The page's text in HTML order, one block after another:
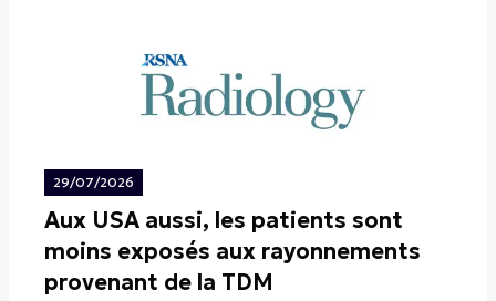
29/07/2026
Aux USA aussi, les patients sont
moins exposés aux rayonnements
provenant de la TDM